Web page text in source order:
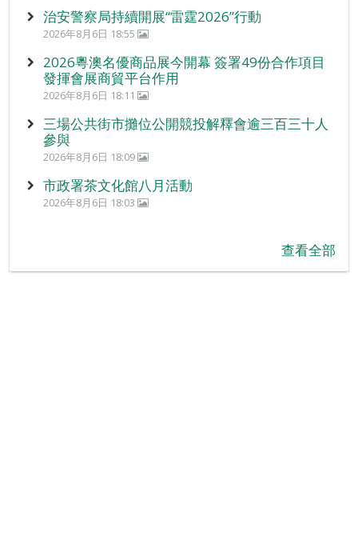
治安警察局持續開展“雷霆2026”行動
2026年8月6日 18:55
2026粵澳名優商品展今開幕 簽署49份合作項目
發揮會展商貿平台作用
2026年8月6日 18:11
三場公共街市攤位公開競投解釋會逾三百三十人
參與
2026年8月6日 18:09
市政署茶文化館八月活動
2026年8月6日 18:03
查看全部